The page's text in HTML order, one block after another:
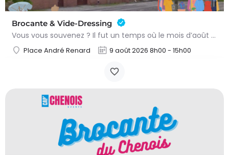
Brocante & Vide-Dressing
Vous vous souvenez ? Il fut un temps où le mois d’août au Viamont rimait avec festivités, convivialité et…
Place André Renard 9 août 2026 8h00 - 15h00